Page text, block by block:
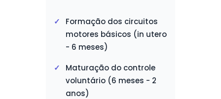
Formação dos circuitos
motores básicos (in utero
- 6 meses)
Maturação do controle
voluntário (6 meses - 2
anos)